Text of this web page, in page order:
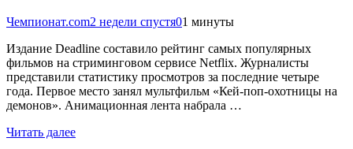
Чемпионат.com2 недели спустя01 минуты
Издание Deadline составило рейтинг самых популярных
фильмов на стриминговом сервисе Netflix. Журналисты
представили статистику просмотров за последние четыре
года. Первое место занял мультфильм «Кей-поп-охотницы на
демонов». Анимационная лента набрала …
Читать далее